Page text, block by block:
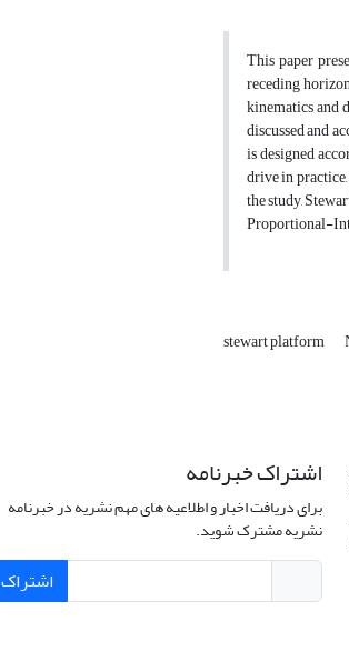
This paper
receding
kinematics and
discussed and
is designed
drive in
the study,
Proportional-
stewart platform
اشتراک خبرنامه
برای دریافت اخبار و اطلاعیه های مهم نشریه در خبرنامه
نشریه مشترک شوید.
اشتراک